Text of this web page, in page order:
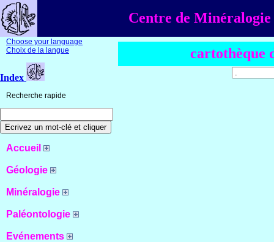
Centre de Minéralogie
Choose your language
Choix de la langue
Index
Recherche rapide
Accueil
Géologie
Minéralogie
Paléontologie
Evénements
cartothèque